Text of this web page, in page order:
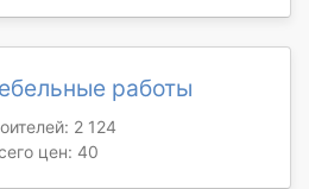
работы
2 124
цен: 40